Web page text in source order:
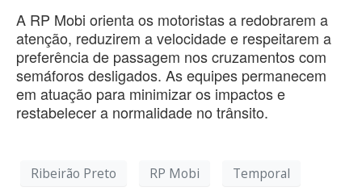
A RP Mobi orienta os motoristas a redobrarem a
atenção, reduzirem a velocidade e respeitarem a
preferência de passagem nos cruzamentos com
semáforos desligados. As equipes permanecem
em atuação para minimizar os impactos e
restabelecer a normalidade no trânsito.
Ribeirão Preto RP Mobi Temporal